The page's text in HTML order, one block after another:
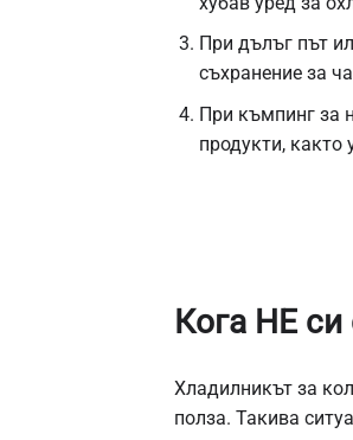
При дълъг път
съхранение за
При къмпинг за
продукти, както
Кога НЕ си
Хладилникът за
полза. Такива